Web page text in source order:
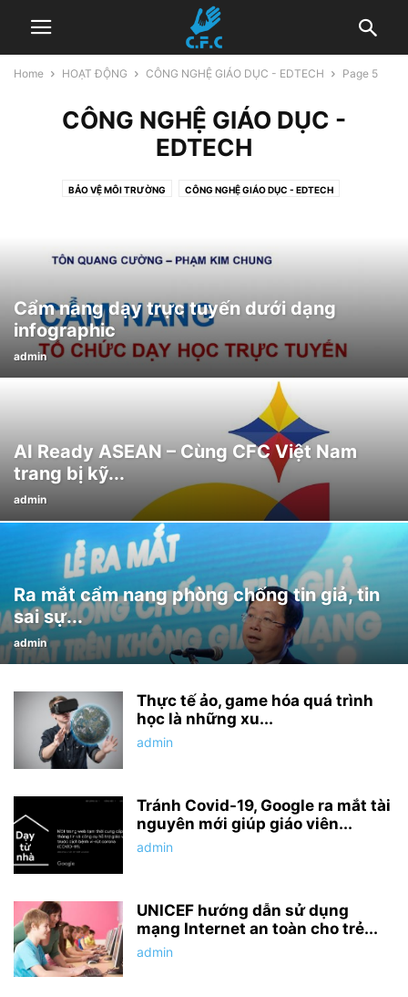
Home HOẠT ĐỘNG CÔNG NGHỆ GIÁO DỤC - EDTECH Page 5
CÔNG NGHỆ GIÁO DỤC -
EDTECH
BẢO VỆ MÔI TRƯỜNG CÔNG NGHỆ GIÁO DỤC - EDTECH
Cẩm nang dạy trực tuyến dưới dạng
infographic
admin
AI Ready ASEAN – Cùng CFC Việt Nam
trang bị kỹ...
admin
Ra mắt cẩm nang phòng chống tin giả, tin
sai sự...
admin
Thực tế ảo, game hóa quá trình
học là những xu...
admin
Tránh Covid-19, Google ra mắt tài
nguyên mới giúp giáo viên...
admin
UNICEF hướng dẫn sử dụng
mạng Internet an toàn cho trẻ...
admin